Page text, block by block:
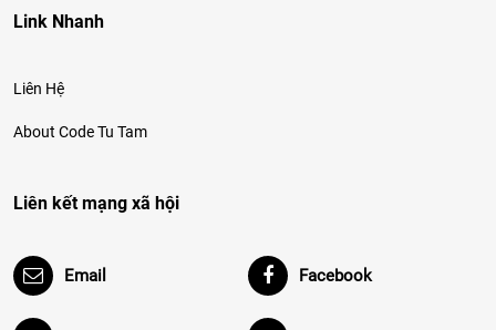
Link Nhanh
Liên Hệ
About Code Tu Tam
Liên kết mạng xã hội
Email Facebook